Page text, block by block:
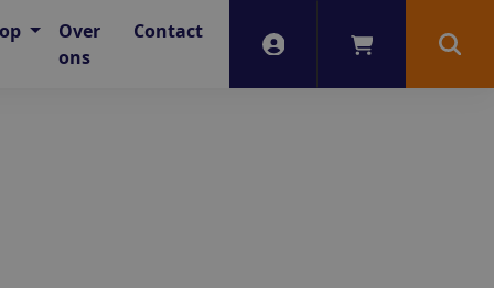
Account Winkelwagen
Over
ons
Contact